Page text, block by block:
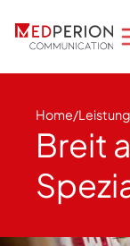
Home/
Breit